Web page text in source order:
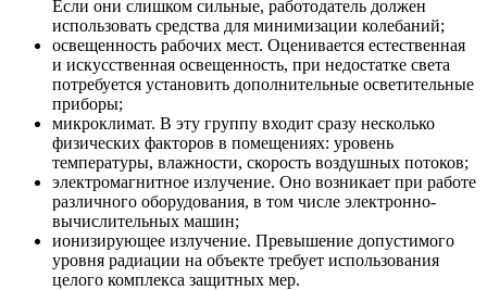
Если они слишком сильные, работодатель должен
использовать средства для минимизации колебаний;
освещенность рабочих мест. Оценивается естественная
и искусственная освещенность, при недостатке света
потребуется установить дополнительные осветительные
приборы;
микроклимат. В эту группу входит сразу несколько
физических факторов в помещениях: уровень
температуры, влажности, скорость воздушных потоков;
электромагнитное излучение. Оно возникает при работе
различного оборудования, в том числе электронно-
вычислительных машин;
ионизирующее излучение. Превышение допустимого
уровня радиации на объекте требует использования
целого комплекса защитных мер.